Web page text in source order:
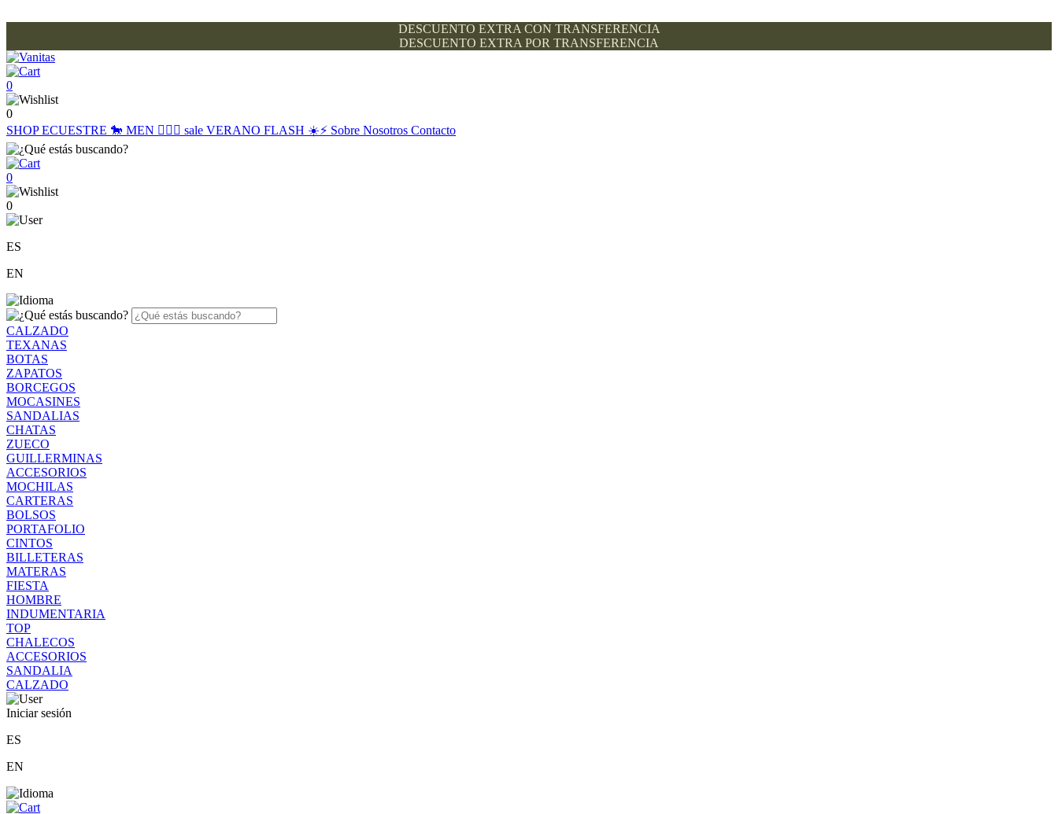
DESCUENTO EXTRA CON TRANSFERENCIA
DESCUENTO EXTRA POR TRANSFERENCIA
0
0
SHOPECUESTRE 🐎 MEN 🙋🏽‍♂️ sale VERANO FLASH ☀️⚡️ Sobre Nosotros Contacto
0
0
ES
EN
CALZADO
TEXANAS
BOTAS
ZAPATOS
BORCEGOS
MOCASINES
SANDALIAS
CHATAS
ZUECO
GUILLERMINAS
ACCESORIOS
MOCHILAS
CARTERAS
BOLSOS
PORTAFOLIO
CINTOS
BILLETERAS
MATERAS
FIESTA
HOMBRE
INDUMENTARIA
TOP
CHALECOS
ACCESORIOS
SANDALIA
CALZADO
Iniciar sesión
ES
EN